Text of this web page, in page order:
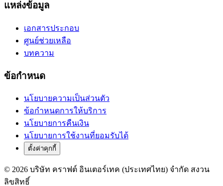
แหล่งข้อมูล
เอกสารประกอบ
ศูนย์ช่วยเหลือ
บทความ
ข้อกำหนด
นโยบายความเป็นส่วนตัว
ข้อกำหนดการให้บริการ
นโยบายการคืนเงิน
นโยบายการใช้งานที่ยอมรับได้
ตั้งค่าคุกกี้
© 2026 บริษัท คราฟต์ อินเตอร์เทค (ประเทศไทย) จำกัด สงวน
ลิขสิทธิ์